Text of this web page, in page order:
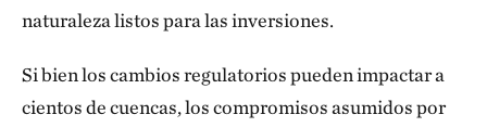
naturaleza listos para las inversiones.
Si bien los cambios regulatorios pueden impactar a
cientos de cuencas, los compromisos asumidos por